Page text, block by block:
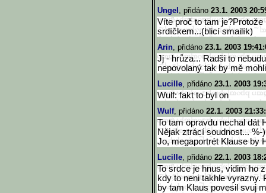
Ungel , přidáno 23.1. 2003
Víte proč to tam
srdíčkem...(blicí smailík)
Arin, přidáno 23.1. 2003
Jj - hrůza... Radši to
nepovolaný tak by mě
Lucille, přidáno 23.1. 2003
Wulf: fakt to byl on
Wulf, přidáno 22.1. 2003
To tam opravdu nechal dát
Nějak ztrácí soudnost... %-)
Jo, megaportrét Klause by
Lucille, přidáno 22.1. 2003
To srdce je hnus, vidim ho
kdy to neni takhle vyrazny.
by tam Klaus povesil svuj